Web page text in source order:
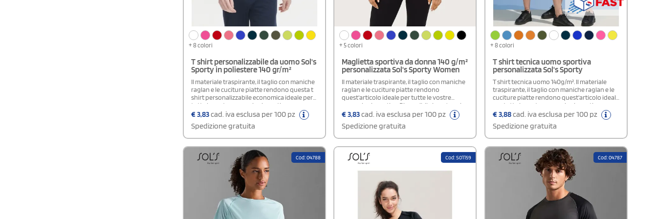
+ 8 colori
T shirt personalizzabile da uomo Sol's
Sporty in poliestere 140 gr/m²
Il materiale traspirante, il taglio con maniche
raglan e le cuciture piatte rendono questa t
shirt personalizzabile economica ideale per
tutte le vostre operazioni sportive.
Disponibile in un'ampia gamma di taglie e
colori, tra cui delle tonalità fluo. Girocollo
ribassato Stile sportivo. Maniche a raglan.
Fondo schiena più lungo e
arrotondato. Disponibile modello Donna e
Bambino
€3,83cad. iva esclusa per 100 pz
Spedizione gratuita
+ 5 colori
Maglietta sportiva da donna 140 g/m²
personalizzata Sol's Sporty Women
Il materiale traspirante, il taglio con maniche
raglan e le cuciture piatte rendono
quest'articolo ideale per tutte le vostre
operazioni sportive. Disponibile in un'ampia
gamma di taglie e colori, tra cui delle tonalità
Maniche a raglan. Fondo schiena più lungo e
arrotondato.Disponibile modello Uomo e
Bambino
€3,83cad. iva esclusa per 100 pz
Spedizione gratuita
+ 8 colori
T shirt tecnica uomo sportiva
personalizzata Sol's Sporty
T shirt tecnica uomo 140g/m². Il materiale
traspirante, il taglio con maniche raglan e le
cuciture piatte rendono quest'articolo ideale
per tutte le vostre operazioni sportive.
Disponibile in un'ampia gamma di taglie e
colori, tra cui delle tonalità fluo. Girocollo
ribassato, Maniche a raglan, Retro del capo
più lungo e
arrotondato.Composizione: 100% poliestere
traspirante in maglia di
poliestereCertificazione: OEKO-TEX®
standard 100 - PETA - Approved Vegan
€3,88cad. iva esclusa per 100 pz
Spedizione gratuita
Cod: 04788 Cod: S01159 Cod: 04787